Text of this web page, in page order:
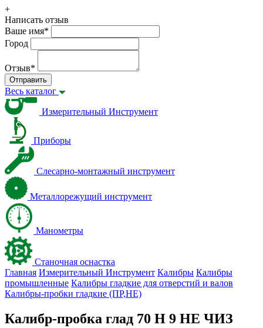
+
Написать отзыв
Ваше имя*
Город
Отзыв*
Отправить
Весь каталог
Измерительный Инструмент
Приборы
Слесарно-монтажный инструмент
Металлорежущий инструмент
Манометры
Станочная оснастка
Главная Измерительный Инструмент Калибры Калибры
промышленные Калибры гладкие для отверстий и валов
Калибры-пробки гладкие (ПР,НЕ)
Калибр-пробка глад 70 H 9 НЕ ЧИЗ